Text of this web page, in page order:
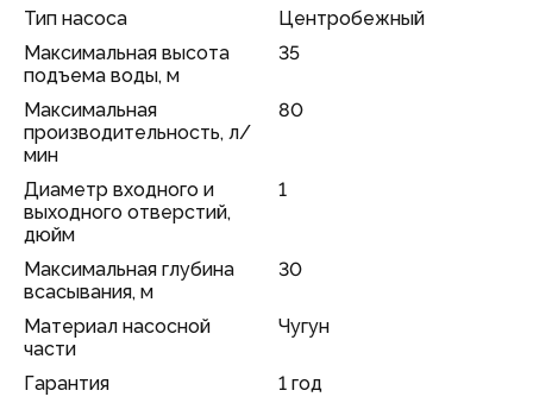
Тип насоса
Центробежный
Максимальная высота
подъема воды, м
35
Максимальная
производительность, л/
мин
80
Диаметр входного и
выходного отверстий,
дюйм
1
Максимальная глубина
всасывания, м
30
Материал насосной
части
Чугун
Гарантия 1 год